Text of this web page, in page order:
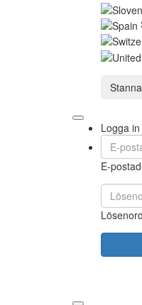
Logga in
E-